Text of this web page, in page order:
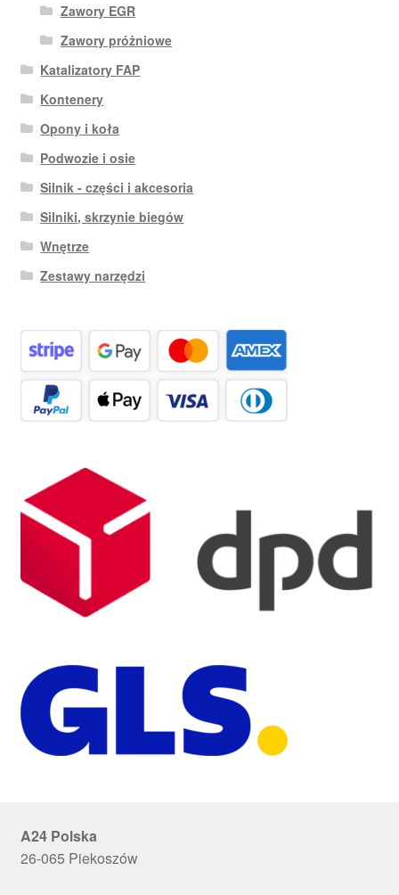
Zawory EGR
Zawory próżniowe
Katalizatory FAP
Kontenery
Opony i koła
Podwozie i osie
Silnik - części i akcesoria
Silniki, skrzynie biegów
Wnętrze
Zestawy narzędzi
A24 Polska
26-065 Piekoszów